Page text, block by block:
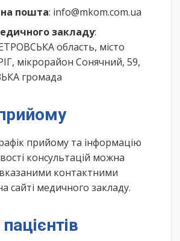
пошта: info@mkom.com.ua
закладу:
область, місто
мікрорайон Сонячний, 59,
громада
прийому та інформацію
консультацій можна
вказаними контактними
сайті медичного закладу.